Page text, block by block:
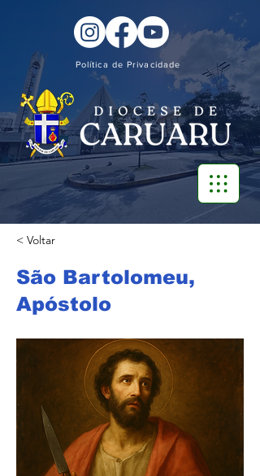
Política de Privacidade
< Voltar
São Bartolomeu,
Apóstolo